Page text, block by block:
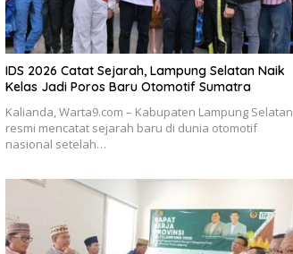
IDS 2026 Catat Sejarah, Lampung Selatan Naik
Kelas Jadi Poros Baru Otomotif Sumatra
Kalianda, Warta9.com – Kabupaten Lampung Selatan
resmi mencatat sejarah baru di dunia otomotif
nasional setelah…